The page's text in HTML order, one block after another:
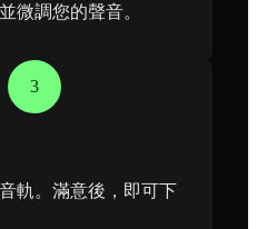
微調您的聲音。
3
軌。滿意後，即可下